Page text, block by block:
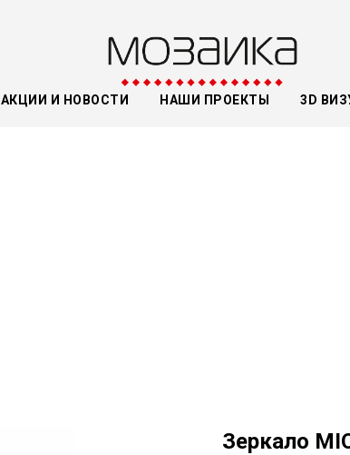
АКЦИИ И НОВОСТИ НАШИ ПРОЕКТЫ 3D
Зеркало